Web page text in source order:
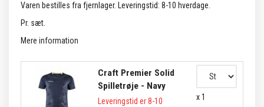
Varen bestilles fra fjernlager. Leveringstid: 8-10 hverdage.
Pr. sæt.
Mere information
Craft Premier Solid
Spilletrøje - Navy
Leveringstid er 8-10
x 1